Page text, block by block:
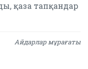
қаза тапқандар
Айдарлар мұрағаты